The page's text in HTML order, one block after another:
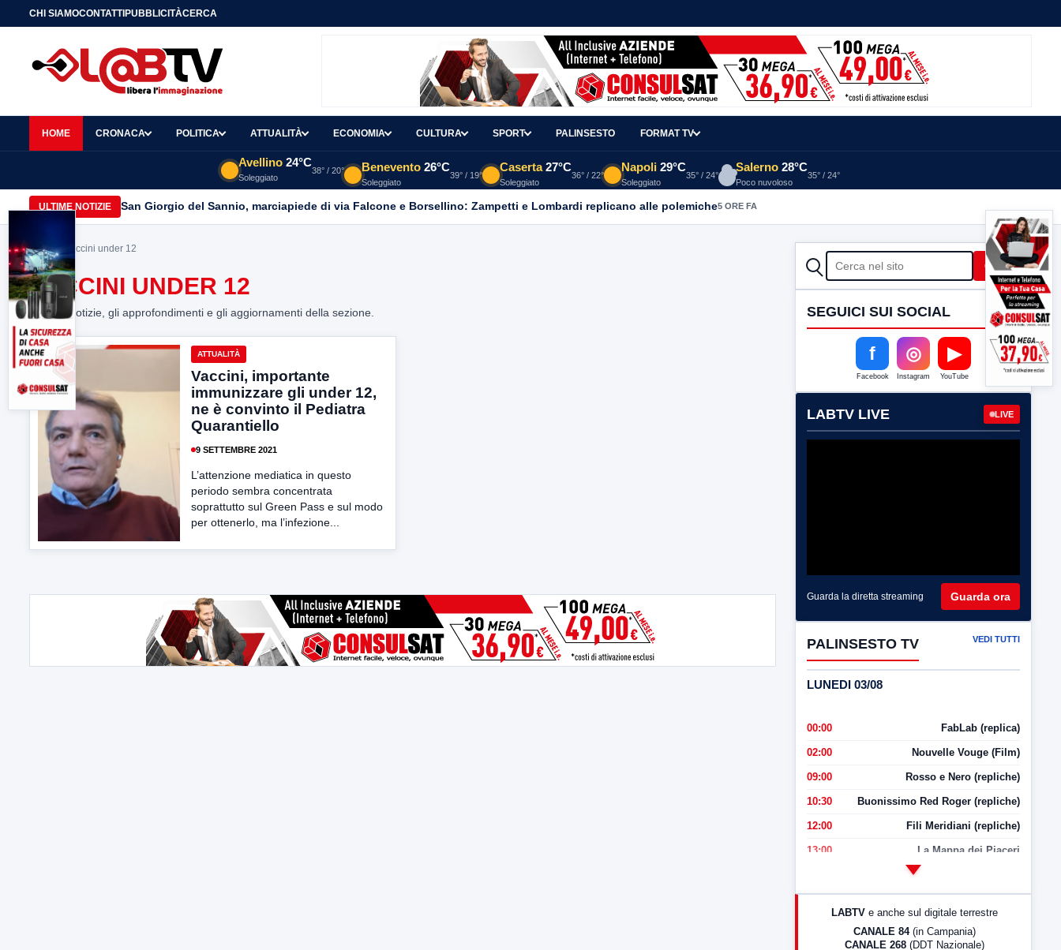
CHI SIAMOCONTATTIPUBBLICITÀCERCA
HOME CRONACA POLITICA ATTUALITÀ ECONOMIA CULTURA SPORT PALINSESTO FORMAT TV
Avellino 24°C
Soleggiato
38° / 20° Benevento 26°C
Soleggiato
39° / 19°
Caserta 27°C
Soleggiato
36° / 22°
Napoli 29°C
Soleggiato
35° / 24°
Salerno 28°C
Poco nuvoloso
35° / 24°
ULTIME NOTIZIE San Giorgio del Sannio, marciapiede di via Falcone e Borsellino: Zampetti e Lombardi replicano alle polemiche5 ORE FA
Home> vaccini under 12
VACCINI UNDER 12
Tutte le notizie, gli approfondimenti e gli aggiornamenti della sezione.
ATTUALITÀ
Vaccini, importante
immunizzare gli under 12,
ne è convinto il Pediatra
Quarantiello
9 SETTEMBRE 2021
L’attenzione mediatica in questo
periodo sembra concentrata
soprattutto sul Green Pass e sul modo
per ottenerlo, ma l’infezione...
CERCA Cerca
SEGUICI SUI SOCIAL
f
Facebook
◎
Instagram
▶
YouTube
LABTV LIVE LIVE
Guarda la diretta streaming Guarda ora
PALINSESTO TV VEDI TUTTI
LUNEDI 03/08
00:00 FabLab (replica)
02:00 Nouvelle Vouge (Film)
09:00 Rosso e Nero (repliche)
10:30 Buonissimo Red Roger (repliche)
12:00 Fili Meridiani (repliche)
13:00 La Mappa dei Piaceri
LABTV e anche sul digitale terrestre
CANALE 84 (in Campania)
CANALE 268 (DDT Nazionale)